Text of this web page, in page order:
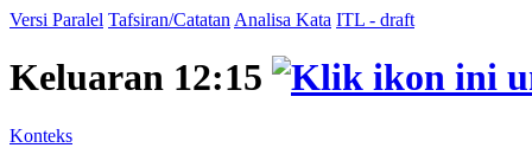
Versi Paralel Tafsiran/Catatan Analisa Kata ITL - draft
Keluaran 12:15
Konteks